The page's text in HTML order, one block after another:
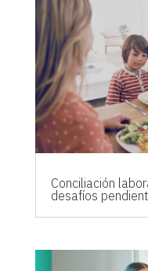
Conciliación
desafíos